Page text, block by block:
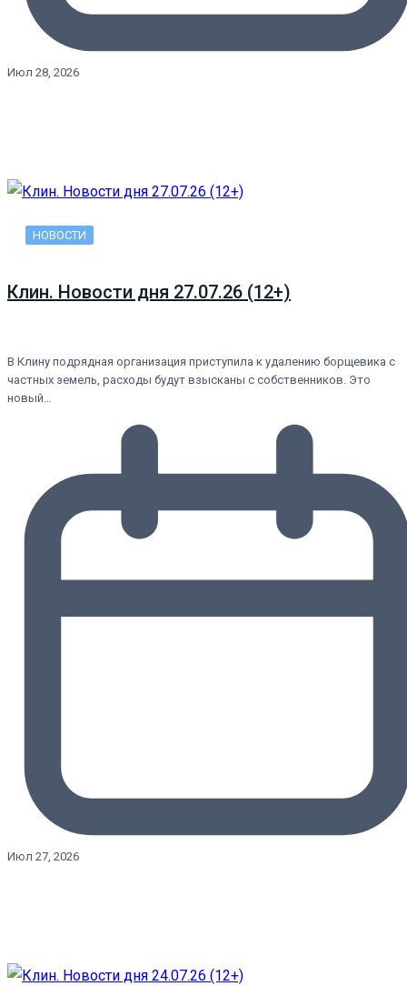
Июл 28, 2026
НОВОСТИ
Клин. Новости дня 27.07.26 (12+)
В Клину подрядная организация приступила к удалению борщевика с
частных земель, расходы будут взысканы с собственников. Это
новый…
Июл 27, 2026